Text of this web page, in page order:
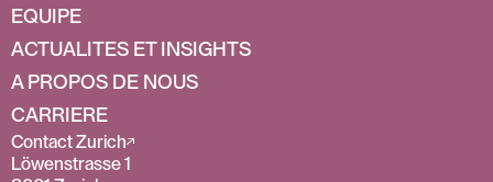
EQUIPE
ACTUALITES ET INSIGHTS
A PROPOS DE NOUS
CARRIERE
Contact Zurich
Löwenstrasse 1